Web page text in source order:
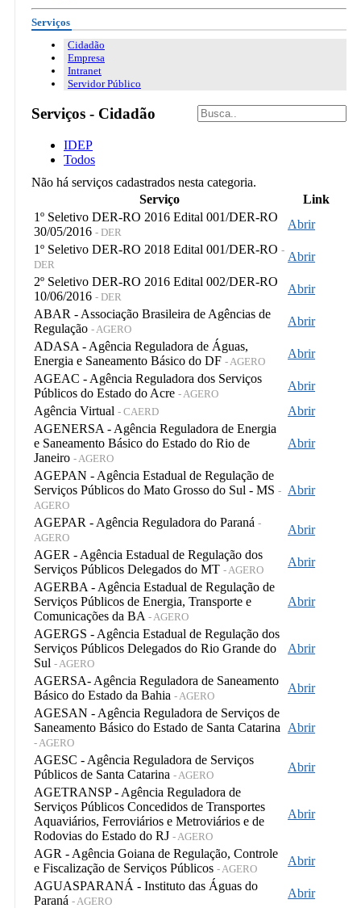
Serviços
Cidadão
Empresa
Intranet
Servidor Público
Serviços - Cidadão
IDEP
Todos
Não há serviços cadastrados nesta categoria.
Serviço
Link
1º Seletivo DER-RO 2016 Edital 001/DER-RO
30/05/2016 - DER
Abrir
1º Seletivo DER-RO 2018 Edital 001/DER-RO -
DER
Abrir
2º Seletivo DER-RO 2016 Edital 002/DER-RO
10/06/2016 - DER
Abrir
ABAR - Associação Brasileira de Agências de
Regulação - AGERO
Abrir
ADASA - Agência Reguladora de Águas,
Energia e Saneamento Básico do DF - AGERO
Abrir
AGEAC - Agência Reguladora dos Serviços
Públicos do Estado do Acre - AGERO
Abrir
Agência Virtual - CAERD
Abrir
AGENERSA - Agência Reguladora de Energia
e Saneamento Básico do Estado do Rio de
Janeiro - AGERO
Abrir
AGEPAN - Agência Estadual de Regulação de
Serviços Públicos do Mato Grosso do Sul - MS -
AGERO
Abrir
AGEPAR - Agência Reguladora do Paraná -
AGERO
Abrir
AGER - Agência Estadual de Regulação dos
Serviços Públicos Delegados do MT - AGERO
Abrir
AGERBA - Agência Estadual de Regulação de
Serviços Públicos de Energia, Transporte e
Comunicações da BA - AGERO
Abrir
AGERGS - Agência Estadual de Regulação dos
Serviços Públicos Delegados do Rio Grande do
Sul - AGERO
Abrir
AGERSA- Agência Reguladora de Saneamento
Básico do Estado da Bahia - AGERO
Abrir
AGESAN - Agência Reguladora de Serviços de
Saneamento Básico do Estado de Santa Catarina
- AGERO
Abrir
AGESC - Agência Reguladora de Serviços
Públicos de Santa Catarina - AGERO
Abrir
AGETRANSP - Agência Reguladora de
Serviços Públicos Concedidos de Transportes
Aquaviários, Ferroviários e Metroviários e de
Rodovias do Estado do RJ - AGERO
Abrir
AGR - Agência Goiana de Regulação, Controle
e Fiscalização de Serviços Públicos - AGERO
Abrir
AGUASPARANÁ - Instituto das Águas do
Paraná - AGERO
Abrir